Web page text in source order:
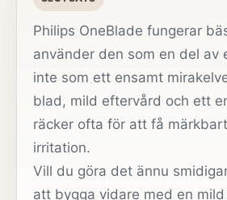
Philips OneBlade fungerar
använder den som en del av
inte som ett ensamt
blad, mild eftervård och ett
räcker ofta för att få
irritation.
Vill du göra det ännu
att bygga vidare med en